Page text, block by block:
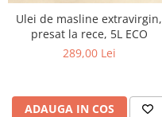
Ulei de masline extravirgin,
presat la rece, 5L ECO
289,00 Lei
ADAUGA IN COS